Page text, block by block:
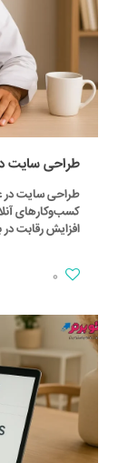
طراحی سایت
طراحی سایت در
کسب‌وکارهای
افزایش رقابت در
0